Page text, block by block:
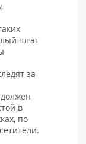
штат
за
в
по